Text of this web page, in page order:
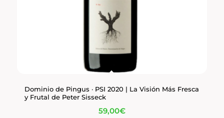
Dominio de Pingus · PSI 2020 | La Visión Más Fresca
y Frutal de Peter Sisseck
59,00€